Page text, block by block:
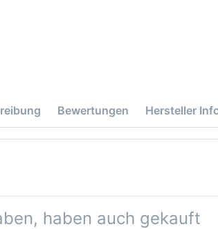
Bewertungen Hersteller
haben auch gekauft